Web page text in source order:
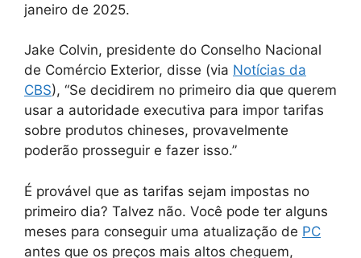
janeiro de 2025.
Jake Colvin, presidente do Conselho Nacional
de Comércio Exterior, disse (via Notícias da
CBS), “Se decidirem no primeiro dia que querem
usar a autoridade executiva para impor tarifas
sobre produtos chineses, provavelmente
poderão prosseguir e fazer isso.”
É provável que as tarifas sejam impostas no
primeiro dia? Talvez não. Você pode ter alguns
meses para conseguir uma atualização de PC
antes que os preços mais altos cheguem,